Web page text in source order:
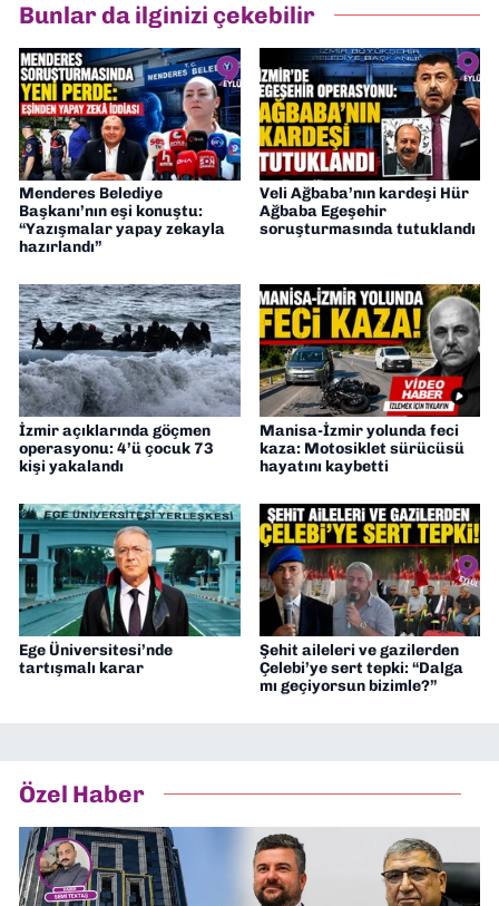
Gazetesi'nde editörlük yapıyorum
Bunlar da ilginizi çekebilir
Menderes Belediye
Başkanı’nın eşi konuştu:
“Yazışmalar yapay zekayla
hazırlandı”
Veli Ağbaba’nın kardeşi Hür
Ağbaba Egeşehir
soruşturmasında tutuklandı
İzmir açıklarında göçmen
operasyonu: 4’ü çocuk 73
kişi yakalandı
Manisa-İzmir yolunda feci
kaza: Motosiklet sürücüsü
hayatını kaybetti
Ege Üniversitesi’nde
tartışmalı karar
Şehit aileleri ve gazilerden
Çelebi’ye sert tepki: “Dalga
mı geçiyorsun bizimle?”
Özel Haber